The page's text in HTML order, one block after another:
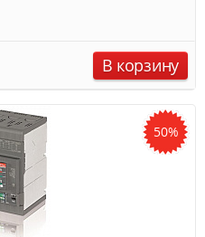
В корзину
50%